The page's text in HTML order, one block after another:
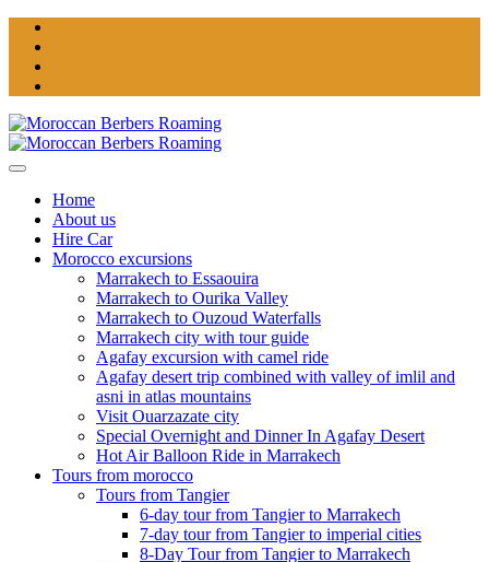
Home
About us
Hire Car
Morocco excursions
Marrakech to Essaouira
Marrakech to Ourika Valley
Marrakech to Ouzoud Waterfalls
Marrakech city with tour guide
Agafay excursion with camel ride
Agafay desert trip combined with valley of imlil and
asni in atlas mountains
Visit Ouarzazate city
Special Overnight and Dinner In Agafay Desert
Hot Air Balloon Ride in Marrakech
Tours from morocco
Tours from Tangier
6-day tour from Tangier to Marrakech
7-day tour from Tangier to imperial cities
8-Day Tour from Tangier to Marrakech